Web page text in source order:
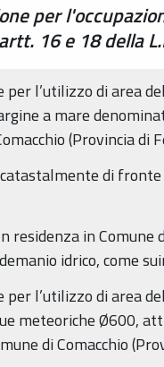
per
16 e 18 della
per l’utilizzo di area
a mare
(Provincia di
catastalmente di
residenza in
idrico, come
per l’utilizzo di area
meteoriche Ø600,
di Comacchio